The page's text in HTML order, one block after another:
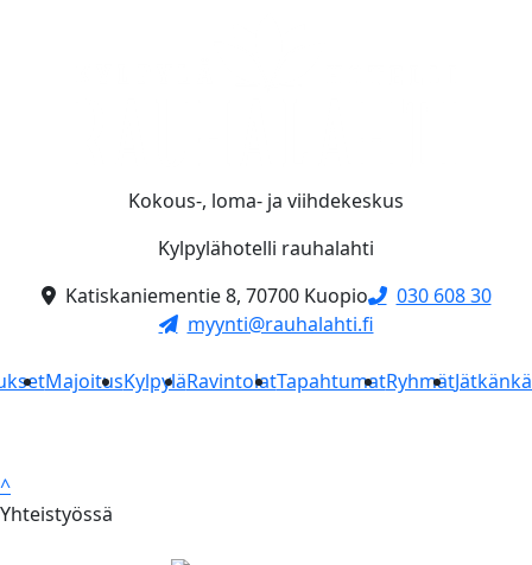
Kokous-, loma- ja viihdekeskus
Kylpylähotelli rauhalahti
Katiskaniementie 8, 70700 Kuopio
030 608 30
myynti@rauhalahti.fi
MajoitusKylpyläRavintolatTapahtumatRyhmät
^
Yhteistyössä